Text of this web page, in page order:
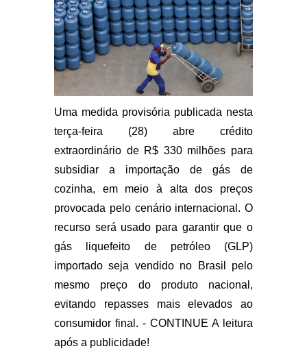
Uma medida provisória publicada nesta
terça-feira (28) abre crédito
extraordinário de R$ 330 milhões para
subsidiar a importação de gás de
cozinha, em meio à alta dos preços
provocada pelo cenário internacional. O
recurso será usado para garantir que o
gás liquefeito de petróleo (GLP)
importado seja vendido no Brasil pelo
mesmo preço do produto nacional,
evitando repasses mais elevados ao
consumidor final. - CONTINUE A leitura
após a publicidade!